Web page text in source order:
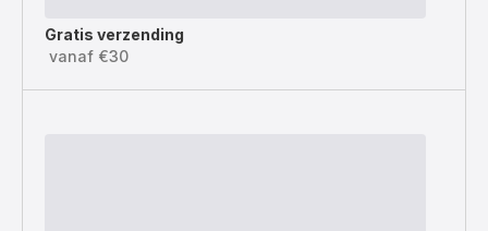
Gratis verzending
vanaf €30